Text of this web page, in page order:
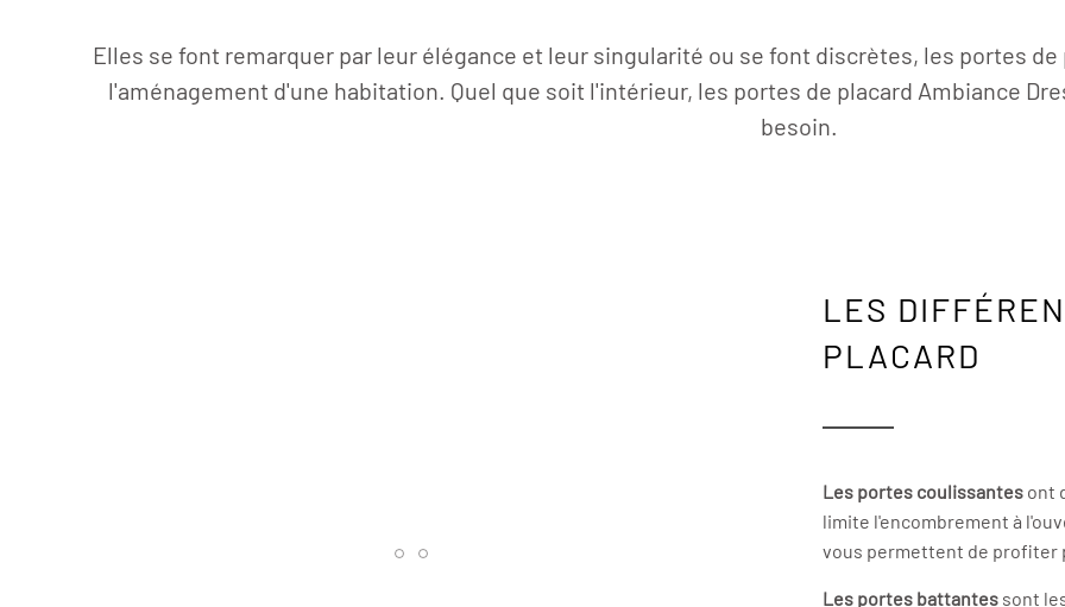
Elles se font remarquer par leur élégance et leur singularité ou se font discrètes, les portes
l'aménagement d'une habitation. Quel que soit l'intérieur, les portes de placard Ambiance
besoin.
LES
PLACARD
Les portes coulissantes ont
limite l'encombrement à
vous permettent de profiter
Les portes battantes sont